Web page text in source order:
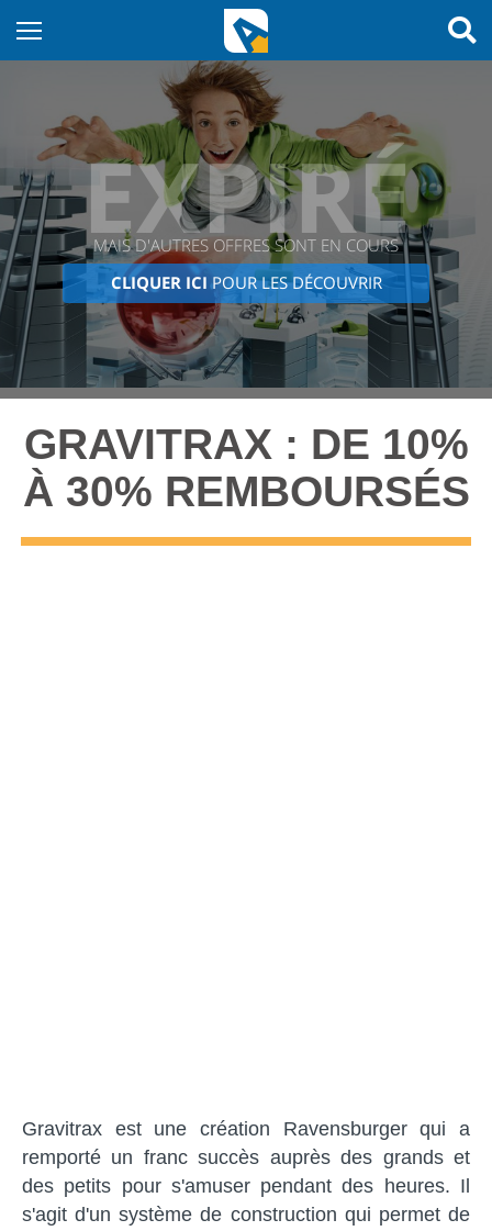
EXPIRÉ
MAIS D'AUTRES OFFRES SONT EN COURS
CLIQUER ICIPOUR LES DÉCOUVRIR
GRAVITRAX : DE 10%
À 30% REMBOURSÉS
Gravitrax est une création Ravensburger qui a
remporté un franc succès auprès des grands et
des petits pour s'amuser pendant des heures. Il
s'agit d'un système de construction qui permet de